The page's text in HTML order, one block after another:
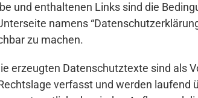
und enthaltenen Links sind die
namens
zu machen.
erzeugten Datenschutztexte sind als
verfasst und werden laufend